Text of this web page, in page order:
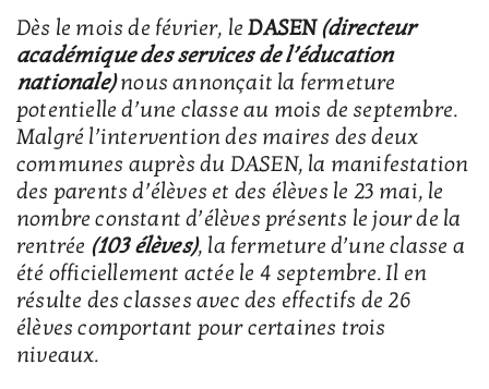
Dès le mois de février, leDASEN(directeur
académique des services de l’éducation
nationale)nous annonçait la fermeture
potentielle d’une classe au mois de septembre.
Malgré l’intervention des maires des deux
communes auprès du DASEN, la manifestation
des parents d’élèves et des élèves le 23 mai, le
nombre constant d’élèves présents le jour de la
rentrée (103 élèves), la fermeture d’une classe a
été officiellement actée le 4 septembre. Il en
résulte des classes avec des effectifs de 26
élèves comportant pour certaines trois
niveaux.